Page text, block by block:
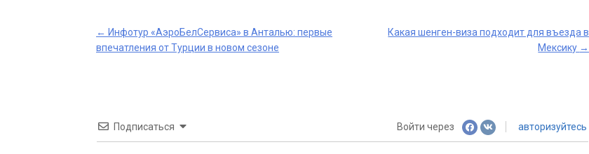
Post
← Инфотур «АэроБелСервиса» в Анталью: первые
впечатления от Турции в новом сезоне
Какая шенген-виза подходит для въезда в
Мексику →
Подписаться Войти через авторизуйтесь